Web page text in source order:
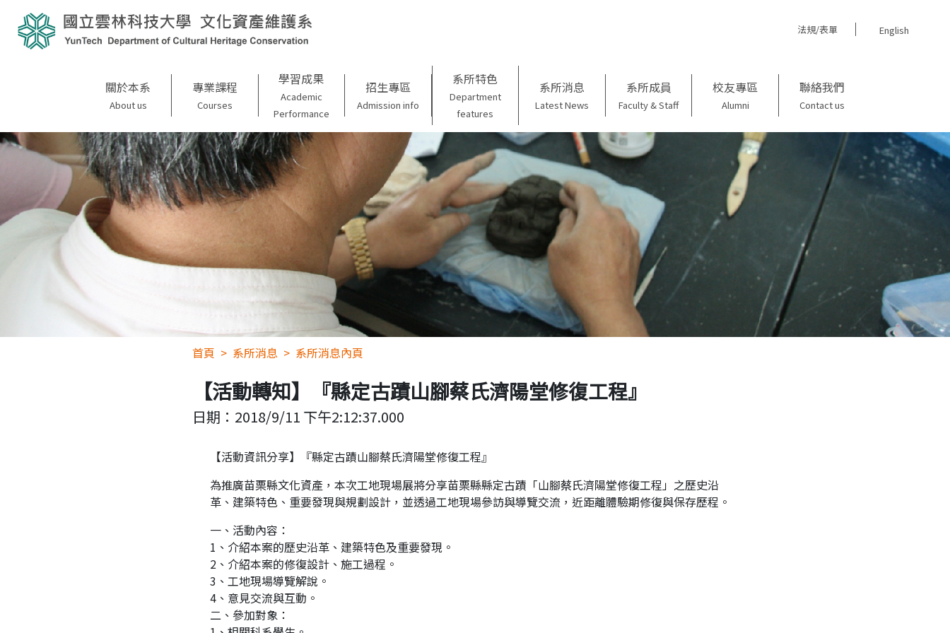
法規/表單 English
關於本系
About us
專業課程
Courses
學習成果
Academic
Performance
招生專區
Admission info
系所特色
Department
features
系所消息
Latest News
系所成員
Faculty & Staff
校友專區
Alumni
聯絡我們
Contact us
首頁 系所消息 系所消息內頁
【活動轉知】『縣定古蹟山腳蔡氏濟陽堂修復工程』
日期： 2018/9/11 下午2:12:37.000
【活動資訊分享】
『縣定古蹟山腳蔡氏濟陽堂修復工程』
為推廣苗栗縣文化資產，本次工地現場展將分享苗栗縣縣定古蹟「山腳蔡氏濟陽堂修復工程」之歷史沿
革、建築特色、重要發現與規劃設計，並透過工地現場參訪與導覽交流，近距離體驗期修復與保存歷程。
一、活動內容：
1、介紹本案的歷史沿革、建築特色及重要發現。
2、介紹本案的修復設計、施工過程。
3、工地現場導覽解說。
4、意見交流與互動。
二、參加對象：